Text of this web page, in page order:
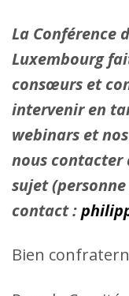
La Conférence
Luxembourg
consœurs et
intervenir en
webinars et
nous contacter
sujet
contact :
Bien